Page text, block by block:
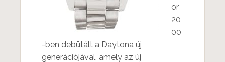
ör
20
00
-ben debütált a Daytona új
generációjával, amely az új